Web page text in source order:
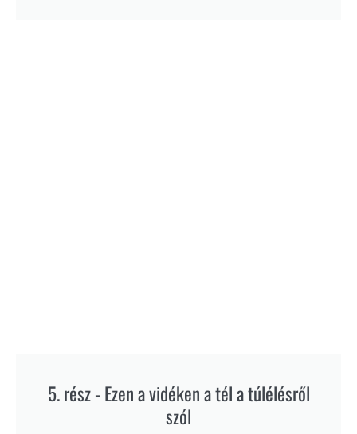
5. rész - Ezen a vidéken a tél a túlélésről
szól